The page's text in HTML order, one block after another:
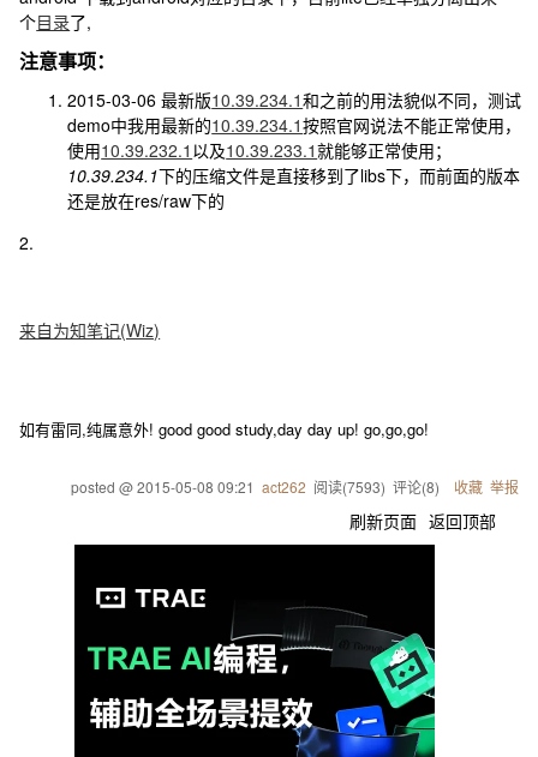
个目录了,
注意事项：
2015-03-06 最新版10.39.234.1和之前的用法貌似不同，测试
demo中我用最新的10.39.234.1按照官网说法不能正常使用，
使用10.39.232.1 以及10.39.233.1就能够正常使用；
10.39.234.1下的压缩文件是直接移到了libs下，而前面的版本
还是放在res/raw下的
2.
来自为知笔记(Wiz)
如有雷同,纯属意外! good good study,day day up! go,go,go!
posted @2015-05-08 09:21 act262 阅读(7593) 评论(8) 收藏 举报
刷新页面 返回顶部